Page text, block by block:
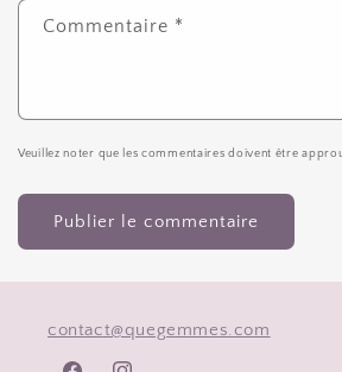
Commentaire *
Veuillez noter que les commentaires doivent être
contact@quegemmes.com